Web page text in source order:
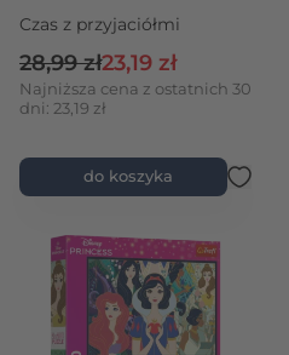
Czas z przyjaciółmi
Cena promocyjna
23,19 zł
Cena regularna
28,99 zł
Najniższa cena z ostatnich 30
dni: 23,19 zł
do koszyka